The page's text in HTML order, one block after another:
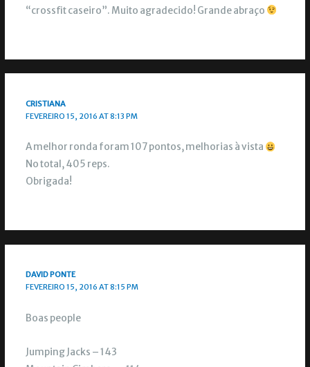
“crossfit caseiro”. Muito agradecido! Grande abraço
CRISTIANA
FEVEREIRO 15, 2016 AT 8:13 PM
A melhor ronda foram 107 pontos, melhorias à vista
No total, 405 reps.
Obrigada!
DAVID PONTE
FEVEREIRO 15, 2016 AT 8:15 PM
Boas people
Jumping Jacks – 143